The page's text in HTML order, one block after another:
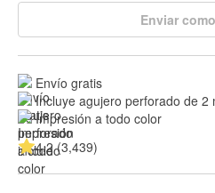
Enviar
Envío gratis
Incluye agujero perforado de 2
Impresión a todo color
4.2 (3,439)